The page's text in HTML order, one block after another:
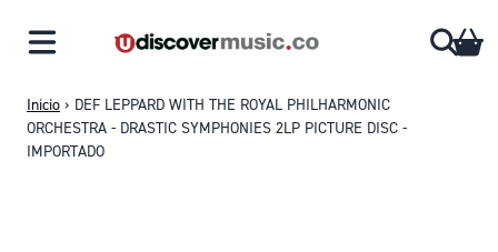
Inicio › DEF LEPPARD WITH THE ROYAL PHILHARMONIC
ORCHESTRA - DRASTIC SYMPHONIES 2LP PICTURE DISC -
IMPORTADO